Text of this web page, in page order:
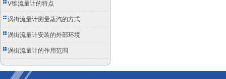
V锥流量计的特点
涡街流量计测量蒸汽的方式
涡街流量计安装的外部环境
涡街流量计的作用范围